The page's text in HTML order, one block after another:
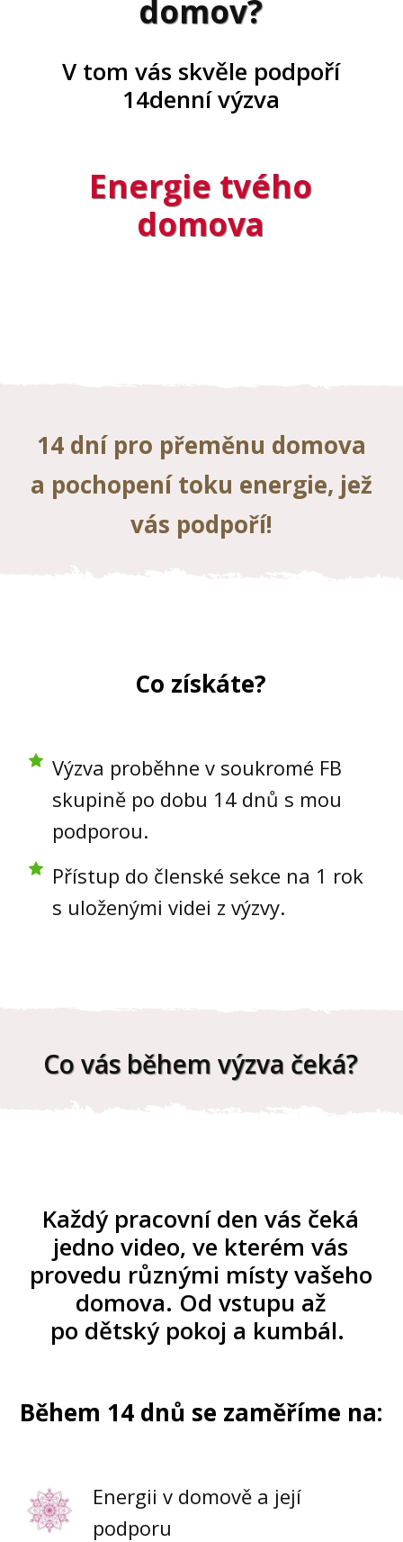
domov?
V tom vás skvěle podpoří
14denní výzva
Energie tvého
domova
14 dní pro přeměnu domova
a pochopení toku energie, jež
vás podpoří!
Co získáte?
Výzva proběhne v soukromé FB
skupině po dobu 14 dnů s mou
podporou.
Přístup do členské sekce na 1 rok
s uloženými videi z výzvy.
Co vás během výzva čeká?
Každý pracovní den vás čeká
jedno video, ve kterém vás
provedu různými místy vašeho
domova. Od vstupu až
po dětský pokoj a kumbál.
Během 14 dnů se zaměříme na:
Energii v domově a její
podporu